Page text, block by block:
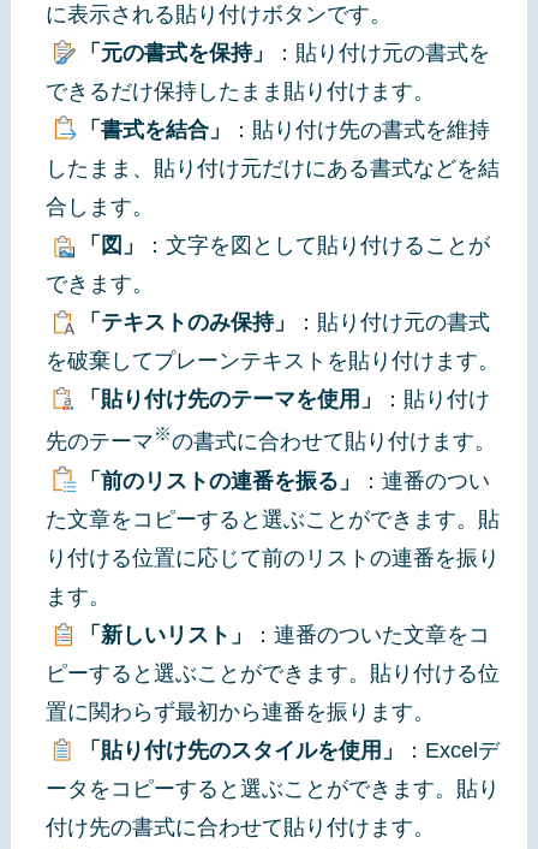
に表示される貼り付けボタンです。
「元の書式を保持」
：貼り付け元の書式を
できるだけ保持したまま貼り付けます。
「書式を結合」
：貼り付け先の書式を維持
したまま、貼り付け元だけにある書式などを結
合します。
「図」
：文字を図として貼り付けることが
できます。
「テキストのみ保持」
：貼り付け元の書式
を破棄してプレーンテキストを貼り付けます。
「貼り付け先のテーマを使用」
：貼り付け
先のテーマ※の書式に合わせて貼り付けます。
「前のリストの連番を振る」
：連番のつい
た文章をコピーすると選ぶことができます。貼
り付ける位置に応じて前のリストの連番を振り
ます。
「新しいリスト」
：連番のついた文章をコ
ピーすると選ぶことができます。貼り付ける位
置に関わらず最初から連番を振ります。
「貼り付け先のスタイルを使用」
：Excelデ
ータをコピーすると選ぶことができます。貼り
付け先の書式に合わせて貼り付けます。